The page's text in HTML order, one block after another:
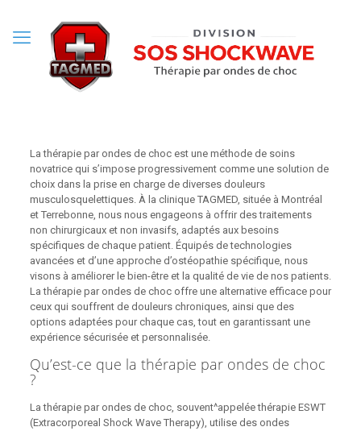
La thérapie par ondes de choc est une méthode de soins
novatrice qui s’impose progressivement comme une solution de
choix dans la prise en charge de diverses douleurs
musculosquelettiques. À la clinique TAGMED, située à Montréal
et Terrebonne, nous nous engageons à offrir des traitements
non chirurgicaux et non invasifs, adaptés aux besoins
spécifiques de chaque patient. Équipés de technologies
avancées et d’une approche d’ostéopathie spécifique, nous
visons à améliorer le bien-être et la qualité de vie de nos patients.
La thérapie par ondes de choc offre une alternative efficace pour
ceux qui souffrent de douleurs chroniques, ainsi que des
options adaptées pour chaque cas, tout en garantissant une
expérience sécurisée et personnalisée.
Qu’est-ce que la thérapie par ondes de choc
?
La thérapie par ondes de choc, souvent^appelée thérapie ESWT
(Extracorporeal Shock Wave Therapy), utilise des ondes